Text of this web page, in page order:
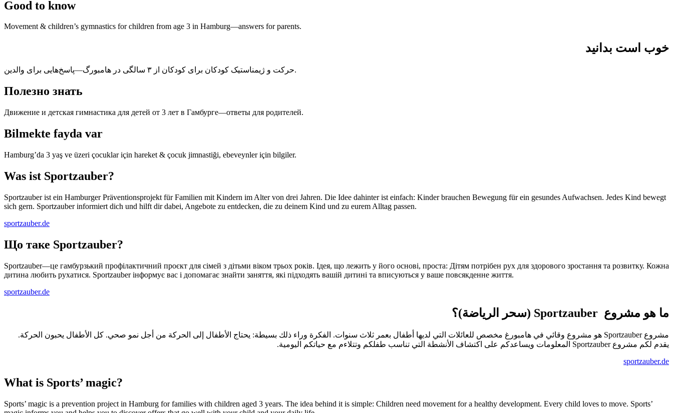
Good to know
Movement & children’s gymnastics for children from age 3 in Hamburg—answers for parents.
خوب است بدانید
حرکت و ژیمناستیک کودکان برای کودکان ازدر هامبورگ—پاسخ‌هایی برای والدین.
Полезно знать
Движение и детская гимнастика для детей от 3 лет в Гамбурге—ответы для родителей.
Bilmekte fayda var
Hamburg’da 3 yaş ve üzeri çocuklar için hareket & çocuk jimnastiği, ebeveynler için bilgiler.
Was ist Sportzauber?
Sportzauber ist ein Hamburger Präventionsprojekt für Familien mit Kindern im Alter von drei Jahren. Die Idee dahinter ist einfach: Kinder brauchen Bewegung für ein gesundes Aufwachsen. Jedes Kind bewegt
sich gern. Sportzauber informiert dich und hilft dir dabei, Angebote zu entdecken, die zu deinem Kind und zu eurem Alltag passen.
sportzauber.de
Що таке Sportzauber?
Sportzauber—це гамбурзький профілактичний проєкт для сімей з дітьми віком трьох років. Ідея, що лежить у його основі, проста: Дітям потрібен рух для здорового зростання та розвитку. Кожна
дитина любить рухатися. Sportzauber інформує вас і допомагає знайти заняття, які підходять вашій дитині та вписуються у ваше повсякденне життя.
sportzauber.de
ما هو مشروع Sportzauber (سحر الرياضة)؟
مشروع Sportzauber هو مشروع وقائي في هامبورغ مخصص للعائلات التي لديها أطفال بعمر ثلاث سنوات. الفكرة وراء ذلك بسيطة: يحتاج الأطفال إلى الحركة من أجل نمو صحي. كل الأطفال يحبون الحركة.
يقدم لكم مشروع Sportzauber المعلومات ويساعدكم على اكتشاف الأنشطة التي تناسب طفلكم وتتلاءم مع حياتكم اليومية.
sportzauber.de
What is Sports’ magic?
Sports’ magic is a prevention project in Hamburg for families with children aged 3 years. The idea behind it is simple: Children need movement for a healthy development. Every child loves to move. Sports’